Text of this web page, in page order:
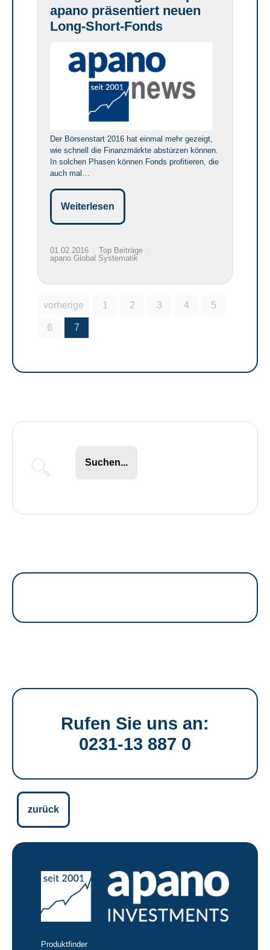
apano präsentiert neuen
Long-Short-Fonds
Der Börsenstart 2016 hat einmal mehr gezeigt,
wie schnell die Finanzmärkte abstürzen können.
In solchen Phasen können Fonds profitieren, die
auch mal…
Weiterlesen
01.02.2016
Top Beiträge
apano Global Systematik
vorherige 1 2 3 4 5
6 7
Suchen...
Rufen Sie uns an:
0231-13 887 0
zurück
Produktfinder